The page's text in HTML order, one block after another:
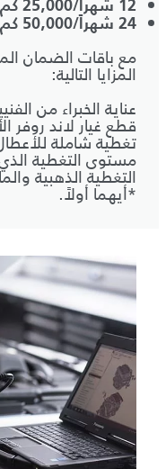
12 شهراً/25,000 كم*
24 شهراً/50,000 كم*
مع باقات الضمان
المزايا التالية:
عناية الخبراء من
قطع غيار لاند روفر
تغطية شاملة
مستوى التغطية الذي
التغطية الذهبية
*أيهما أولاً.